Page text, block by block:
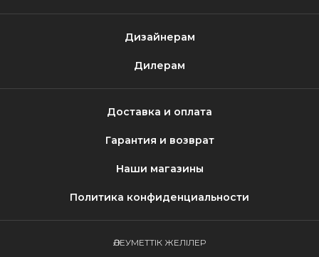
Дизайнерам
Дилерам
Доставка и оплата
Гарантия и возврат
Наши магазины
Политика конфиденциальности
ӘЛЕУМЕТТІК ЖЕЛІЛЕР